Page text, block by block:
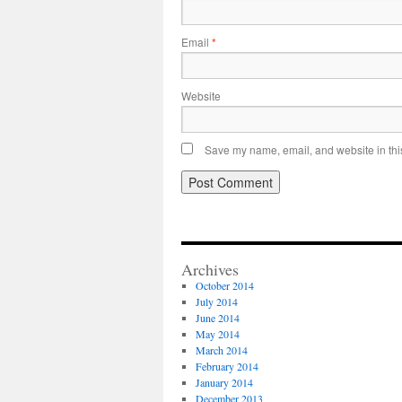
Email *
Website
Save my name, email, and website in
Archives
October 2014
July 2014
June 2014
May 2014
March 2014
February 2014
January 2014
December 2013